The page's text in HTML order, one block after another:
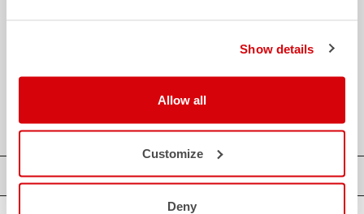
Show details
Allow all
Customize
Deny
GARANZIA E QUALITA' CASTELLI